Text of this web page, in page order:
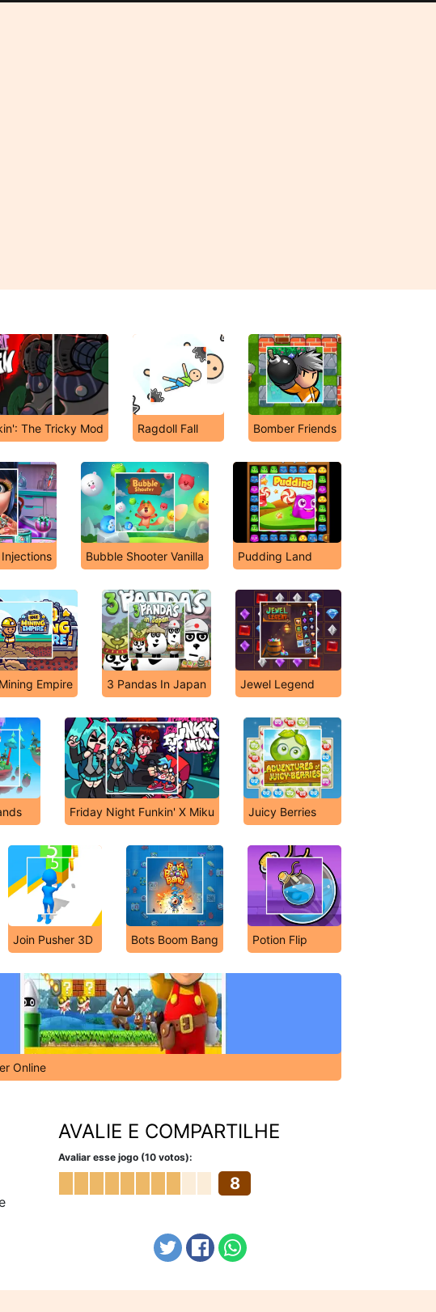
The Tricky Mod Ragdoll Fall Bomber Friends
Bubble Shooter Vanilla Pudding Land
Empire 3 Pandas In Japan Jewel Legend
Friday Night Funkin' X Miku Juicy Berries
Join Pusher 3D Bots Boom Bang Potion Flip
Online
AVALIE E COMPARTILHE
Avaliar esse jogo (10 votos):
8